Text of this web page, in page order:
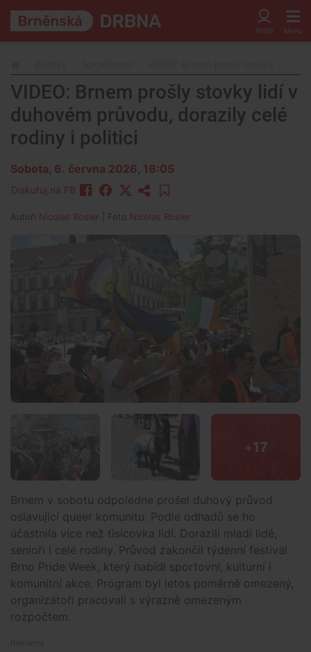
VIDEO: Brnem prošly stovky lidí v
duhovém průvodu, dorazily celé
rodiny i politici
Sobota, 6. června 2026, 16:05
Diskutuj na FB
Autoři Nicolas Rosier | Foto Nicolas Rosier
+17
Brnem v sobotu odpoledne prošel duhový průvod
oslavující queer komunitu. Podle odhadů se ho
účastnila více než tisícovka lidí. Dorazili mladí lidé,
senioři i celé rodiny. Průvod zakončil týdenní festival
Brno Pride Week, který nabídl sportovní, kulturní i
komunitní akce. Program byl letos poměrně omezený,
organizátoři pracovali s výrazně omezeným
rozpočtem.